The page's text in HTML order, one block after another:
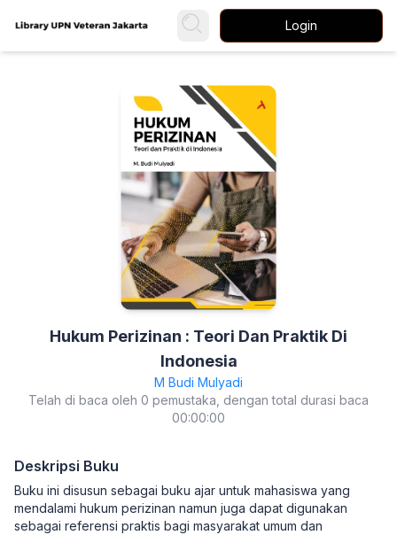
Login
Hukum Perizinan : Teori Dan Praktik Di
Indonesia
M Budi Mulyadi
Telah di baca oleh 0 pemustaka, dengan total durasi baca
00:00:00
Deskripsi Buku
Buku ini disusun sebagai buku ajar untuk mahasiswa yang
mendalami hukum perizinan namun juga dapat digunakan
sebagai referensi praktis bagi masyarakat umum dan